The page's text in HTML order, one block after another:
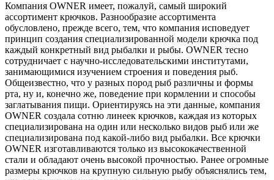
Компания OWNER имеет, пожалуй, самый широкий
ассортимент крючков. Разнообразие ассортимента
обусловлено, прежде всего, тем, что компания исповедует
принцип создания специализированной модели крючка под
каждый конкретный вид рыбалки и рыбы. OWNER тесно
сотрудничает с научно-исследовательскими институтами,
занимающимися изучением строения и поведения рыб.
Общеизвестно, что у разных пород рыб различны и формы
рта, ну и, конечно же, поведение при кормлении и способы
заглатывания пищи. Ориентируясь на эти данные, компания
OWNER создала сотню линеек крючков, каждая из которых
специализирована на один или несколько видов рыб или же
специализирована под какой-либо вид рыбалки. Все крючки
OWNER изготавливаются только из высококачественной
стали и обладают очень высокой прочностью. Ранее огромные
размеры крючков на крупную сильную рыбу объяснялись тем,